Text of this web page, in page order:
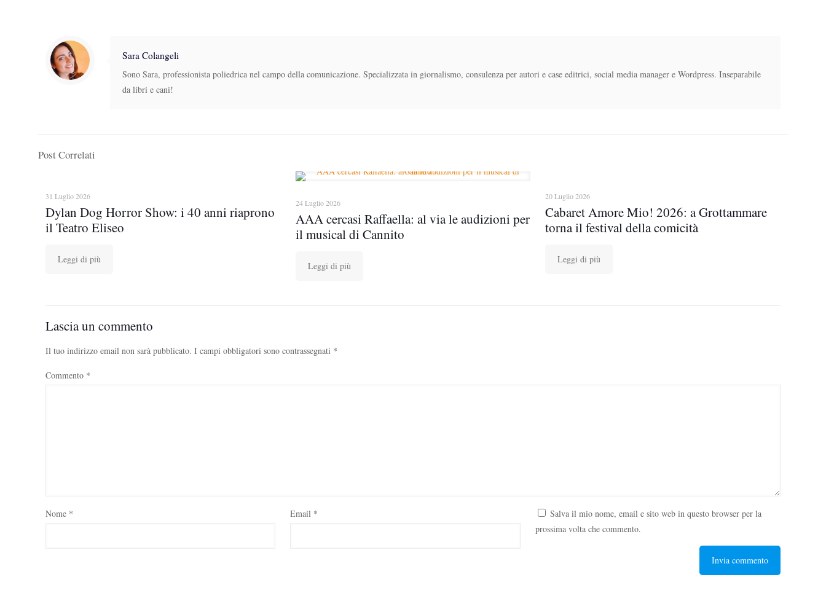
Sara Colangeli
Sono Sara, professionista poliedrica nel campo della comunicazione. Specializzata in giornalismo, consulenza per autori e case editrici, social media manager e Wordpress. Inseparabile
da libri e cani!
Post Correlati
31 Luglio 2026
Dylan Dog Horror Show: i 40 anni riaprono
il Teatro Eliseo
Leggi di più
24 Luglio 2026
AAA cercasi Raffaella: al via le audizioni per
il musical di Cannito
Leggi di più
20 Luglio 2026
Cabaret Amore Mio! 2026: a Grottammare
torna il festival della comicità
Leggi di più
Lascia un commento
Il tuo indirizzo email non sarà pubblicato. I campi obbligatori sono contrassegnati *
Commento *
Nome * Email *
Salva il mio nome, email e sito web in questo browser per la
prossima volta che commento.